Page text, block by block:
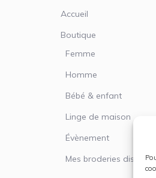
Accueil
Boutique
Femme
Homme
Bébé & enfant
Linge de maison
Évènement
Mes broderies